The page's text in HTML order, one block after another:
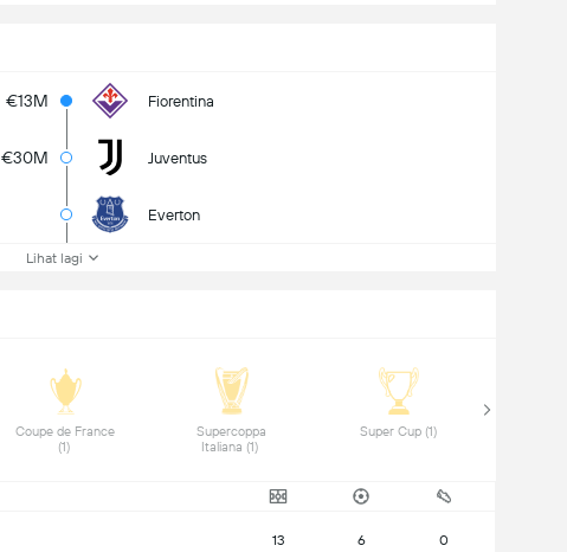
€13M Fiorentina
€30M Juventus
Everton
Lihat lagi
Coupe de France
(1)
Supercoppa
13 6 0